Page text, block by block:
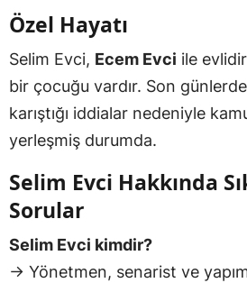
Özel Hayatı
Selim Evci, Ecem Evci ile
bir çocuğu vardır. Son
karıştığı iddialar nedeniyle
yerleşmiş durumda.
Selim Evci Hakkında
Sorular
Selim Evci kimdir?
→ Yönetmen, senarist ve